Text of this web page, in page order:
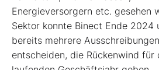
Energieversorgern etc. gesehen
Sektor konnte Binect Ende 2024
bereits mehrere
entscheiden, die Rückenwind für